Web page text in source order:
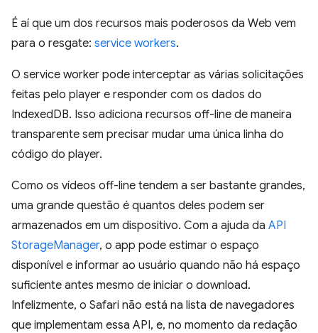
É aí que um dos recursos mais poderosos da Web vem
para o resgate: service workers.
O service worker pode interceptar as várias solicitações
feitas pelo player e responder com os dados do
IndexedDB. Isso adiciona recursos off-line de maneira
transparente sem precisar mudar uma única linha do
código do player.
Como os vídeos off-line tendem a ser bastante grandes,
uma grande questão é quantos deles podem ser
armazenados em um dispositivo. Com a ajuda da API
StorageManager, o app pode estimar o espaço
disponível e informar ao usuário quando não há espaço
suficiente antes mesmo de iniciar o download.
Infelizmente, o Safari não está na lista de navegadores
que implementam essa API, e, no momento da redação